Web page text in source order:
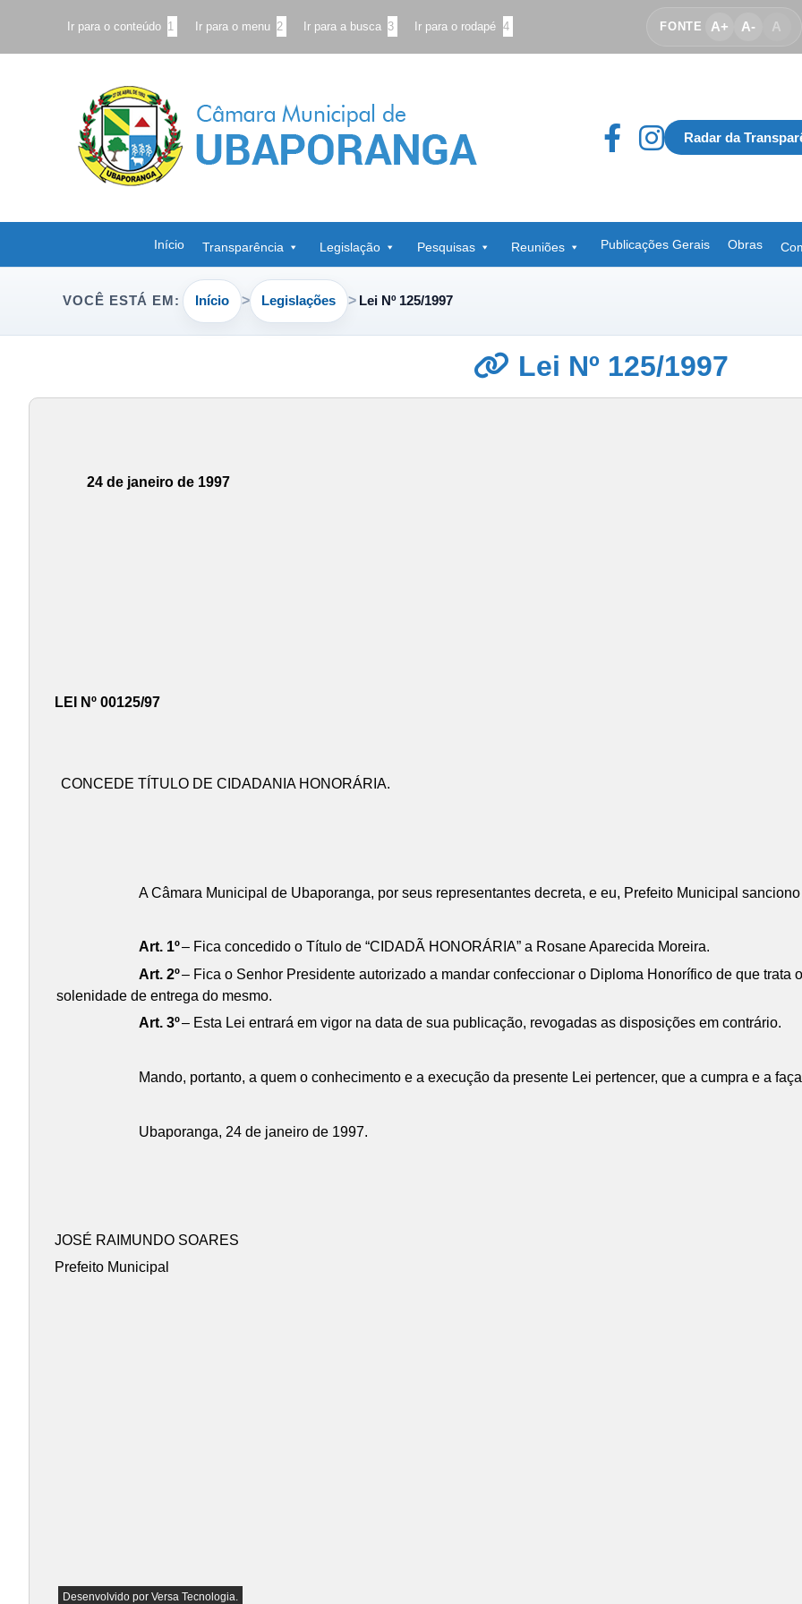
Ir para o conteúdo 1 Ir para o menu 2 Ir para a busca 3 Ir para o rodapé 4 FONTE A+ A- A
Radar da
Início Transparência Legislação Pesquisas Reuniões Publicações Gerais Obras
VOCÊ ESTÁ EM: Início Legislações Lei Nº 125/1997
Lei Nº 125/1997
24 de janeiro de 1997
LEI Nº 00125/97
CONCEDE TÍTULO DE CIDADANIA HONORÁRIA.
A Câmara Municipal de Ubaporanga, por seus representantes decreta, e eu, Prefeito Municipal
Art. 1º– Fica concedido o Título de “CIDADÃ HONORÁRIA” a Rosane Aparecida Moreira.
Art. 2º– Fica o Senhor Presidente autorizado a mandar confeccionar o Diploma Honorífico de que trata
solenidade de entrega do mesmo.
Art. 3º– Esta Lei entrará em vigor na data de sua publicação, revogadas as disposições em contrário.
Mando, portanto, a quem o conhecimento e a execução da presente Lei pertencer, que a cumpra e a
Ubaporanga, 24 de janeiro de 1997.
JOSÉ RAIMUNDO SOARES
Prefeito Municipal
Desenvolvido por Versa Tecnologia.